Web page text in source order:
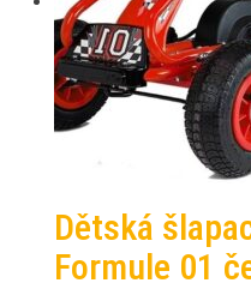
Dětská
Formule 01